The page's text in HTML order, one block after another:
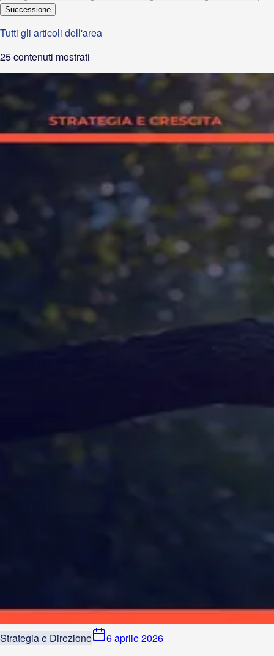
Successione
Tutti gli articoli dell'area
25contenuti mostrati
Strategia e Direzione 6 aprile 2026